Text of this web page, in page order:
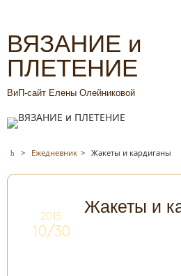
ВЯЗАНИЕ и
ПЛЕТЕНИЕ
ВиП-сайт Елены Олейниковой
> Ежедневник > Жакеты и кардиганы
2015
10/30
Жакеты и